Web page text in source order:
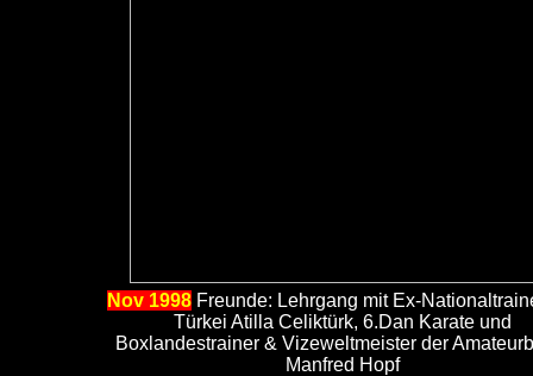
Nov 1998 Freunde: Lehrgang mit Ex-
Türkei Atilla Celiktürk, 6.Dan Karate und
Boxlandestrainer & Vizeweltmeister der
Manfred Hopf